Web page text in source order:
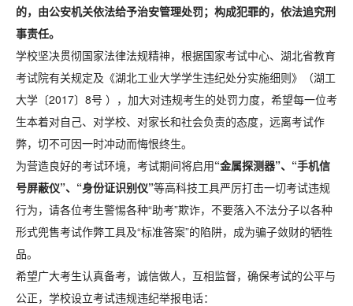
的，由公安机关依法给予治安管理处罚；构成犯罪的，依法追究刑
事责任。
学校坚决贯彻国家法律法规精神，根据国家考试中心、湖北省教育
考试院有关规定及《湖北工业大学学生违纪处分实施细则》（湖工
大学〔2017〕8号 ），加大对违规考生的处罚力度，希望每一位考
生本着对自己、对学校、对家长和社会负责的态度，远离考试作
弊，切不可因一时冲动而悔恨终生。
为营造良好的考试环境，考试期间将启用“金属探测器”、“手机信
号屏蔽仪”、 “身份证识别仪”等高科技工具严厉打击一切考试违规
行为，请各位考生警惕各种“助考”欺诈，不要落入不法分子以各种
形式兜售考试作弊工具及“标准答案”的陷阱，成为骗子敛财的牺牲
品。
希望广大考生认真备考，诚信做人，互相监督，确保考试的公平与
公正，学校设立考试违规违纪举报电话：